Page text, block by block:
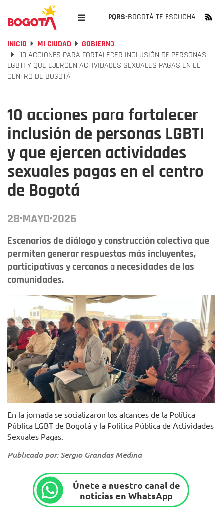
PQRS-BOGOTÁ TE ESCUCHA
INICIO MI CIUDAD
GOBIERNO
10 ACCIONES PARA FORTALECER INCLUSIÓN DE PERSONAS
LGBTI Y QUE EJERCEN ACTIVIDADES SEXUALES PAGAS EN EL
CENTRO DE BOGOTÁ
10 acciones para fortalecer
inclusión de personas LGBTI
y que ejercen actividades
sexuales pagas en el centro
de Bogotá
28·MAYO·2026
Escenarios de diálogo y construcción colectiva que
permiten generar respuestas más incluyentes,
participativas y cercanas a necesidades de las
comunidades.
Foto: Alcaldía local de Los Mártires.
En la jornada se socializaron los alcances de la Política
Pública LGBT de Bogotá y la Política Pública de Actividades
Sexuales Pagas.
Publicado por: Sergio Grandas Medina
Únete a nuestro canal de
noticias en WhatsApp